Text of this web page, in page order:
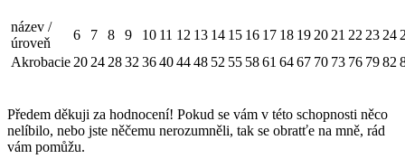
název /
úroveň
6 7 8 9 10 11 12 13 14 15 16 17 18 19 20 21 22 23 24
Akrobacie 20 24 2832 36404448 52 55 5861 6467 70 73 76 7982
Předem děkuji za hodnocení! Pokud se vám v této schopnosti něco
nelíbilo, nebo jste něčemu nerozumněli, tak se obratťe na mně, rád
vám pomůžu.